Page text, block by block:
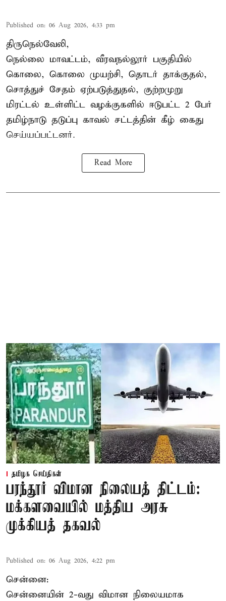
Published on: 06 Aug 2026, 4:33 pm
திருநெல்வேலி,
நெல்லை மாவட்டம், வீரவநல்லூர் பகுதியில்
கொலை, கொலை முயற்சி, தொடர் தாக்குதல்,
சொத்துச் சேதம் ஏற்படுத்துதல், குற்றமுறு
மிரட்டல் உள்ளிட்ட வழக்குகளில் ஈடுபட்ட 2 பேர்
தமிழ்நாடு தடுப்பு காவல் சட்டத்தின் கீழ் கைது
செய்யப்பட்டனர்.
Read More
தமிழக செய்திகள்
பரந்தூர் விமான நிலையத் திட்டம்:
மக்களவையில் மத்திய அரசு
முக்கியத் தகவல்
Published on: 06 Aug 2026, 4:22 pm
சென்னை:
சென்னையின் 2-வது விமான நிலையமாக